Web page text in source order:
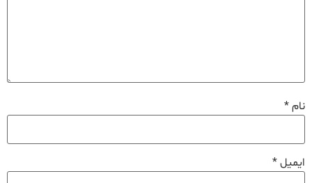
نام*
ایمیل*